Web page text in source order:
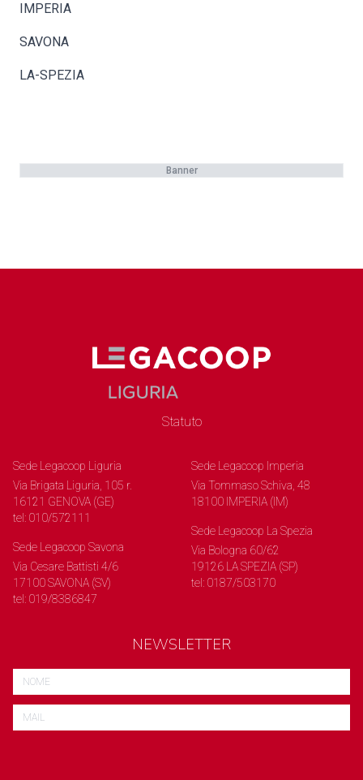
IMPERIA
SAVONA
LA-SPEZIA
Banner
Statuto
Sede Legacoop Liguria
Via Brigata Liguria, 105 r.
16121 GENOVA (GE)
tel: 010/572111
Sede Legacoop Savona
Via Cesare Battisti 4/6
17100 SAVONA (SV)
tel: 019/8386847
Sede Legacoop Imperia
Via Tommaso Schiva, 48
18100 IMPERIA (IM)
Sede Legacoop La Spezia
Via Bologna 60/62
19126 LA SPEZIA (SP)
tel: 0187/503170
NEWSLETTER